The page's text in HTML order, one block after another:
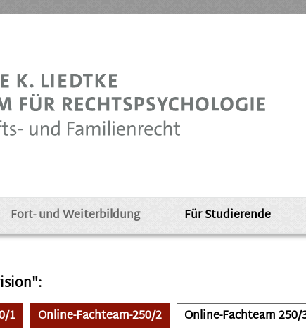
Fort- und Weiterbildung Für Studierende
1 Online-Fachteam-250/2 Online-Fachteam 250/